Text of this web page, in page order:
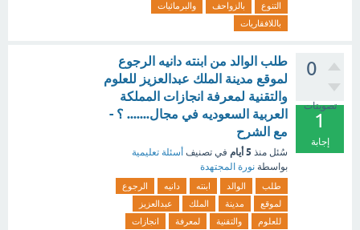
التنوع
بالزواحف
والبرمائيات
باللافقاريات
0
تصويتات
1
إجابة
طلب الوالد من ابنته دانيه الرجوع
لموقع مدينة الملك عبدالعزيز للعلوم
والتقنية لمعرفة انجازات المملكة
العربية السعوديه في مجال....... ؟ -
مع الشرح
سُئل منذ 5 أيام في تصنيف أسئلة تعليمية
بواسطة نورة المجتهدة
طلب الوالد ابنته دانيه
الرجوع
لموقع
مدينة الملك
عبدالعزيز
للعلوم
والتقنية لمعرفة
انجازات